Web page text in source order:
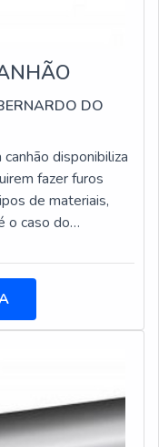
DO
disponibiliza
fazer furos
de materiais,
o caso do
pré-setting para
perfurações de
vezes o diâmetro